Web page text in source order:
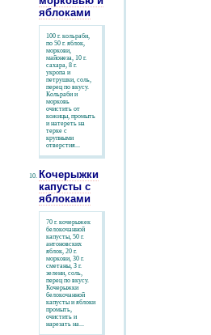
яблоками
100 г. кольраби,
по 50 г. яблок,
моркови,
майонеза, 10 г.
сахара, 8 г.
укропа и
петрушки, соль,
перец по вкусу.
Кольраби и
морковь
очистить от
кожицы, промыть
и натереть на
терке с
крупными
отверстия...
Кочерыжки
капусты с
яблоками
70 г. кочерыжек
белокочанной
капусты, 50 г.
антоновских
яблок, 20 г.
моркови, 30 г.
сметаны, З г.
зелени, соль,
перец по вкусу.
Кочерыжки
белокочанной
капусты и яблоки
промыть,
очистить и
нарезать на...